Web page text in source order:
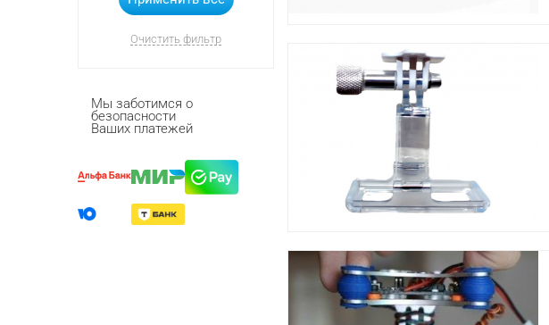
Хiro
Очистить фильтр
Мы заботимся о
безопасности
Ваших платежей